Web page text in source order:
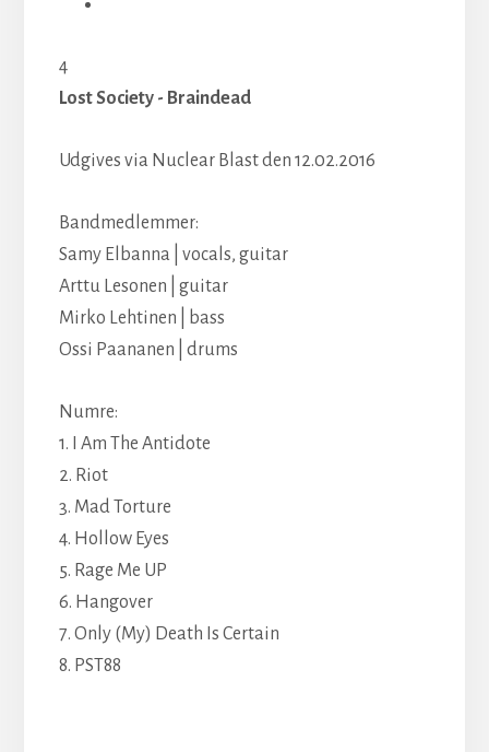
4
Lost Society - Braindead
Udgives via Nuclear Blast den 12.02.2016
Bandmedlemmer:
Samy Elbanna | vocals, guitar
Arttu Lesonen | guitar
Mirko Lehtinen | bass
Ossi Paananen | drums
Numre:
1. I Am The Antidote
2. Riot
3. Mad Torture
4. Hollow Eyes
5. Rage Me UP
6. Hangover
7. Only (My) Death Is Certain
8. PST88